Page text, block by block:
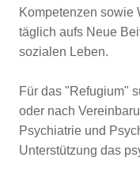
Kompetenzen sowie
täglich aufs Neue
sozialen Leben.
Für das "Refugium"
oder nach
Psychiatrie und
Unterstützung das